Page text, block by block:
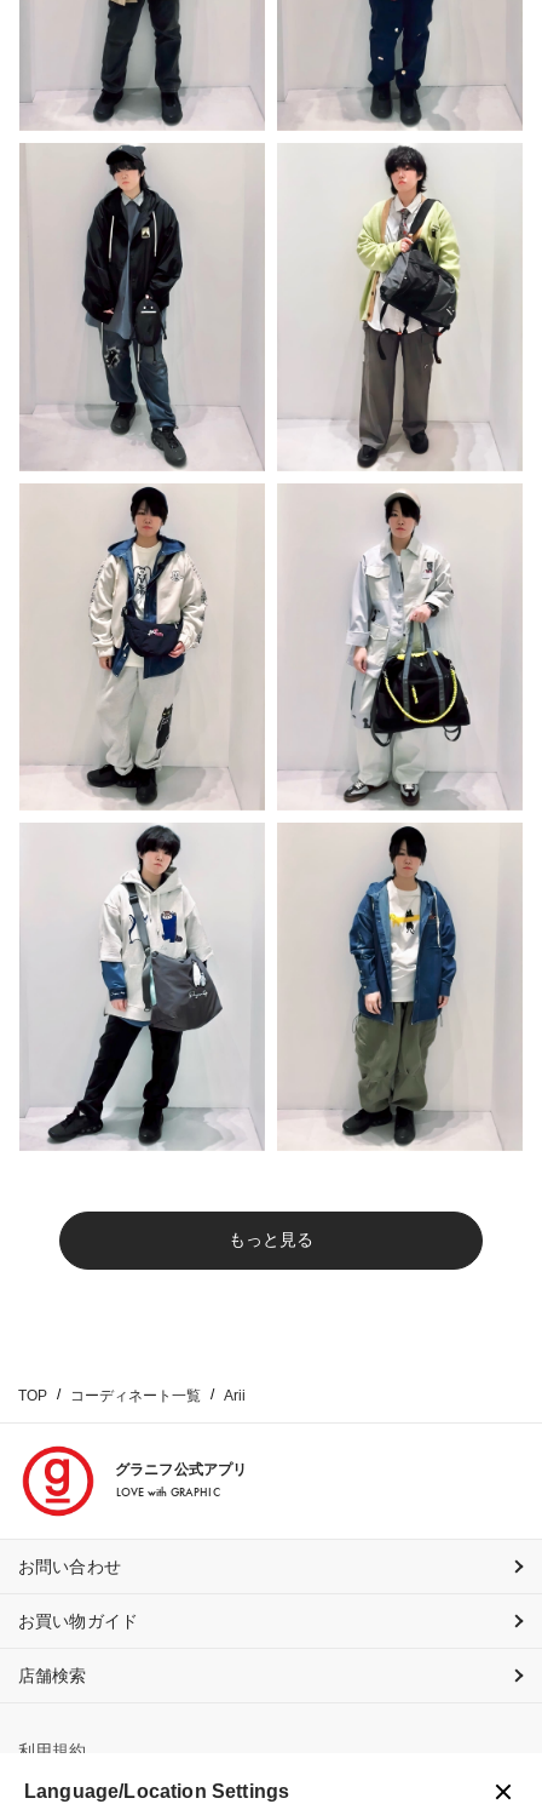
もっと見る
TOP コーディネート一覧 Arii
グラニフ公式アプリ
LOVE with GRAPHIC
お問い合わせ
お買い物ガイド
店舗検索
利用規約
Language/Location Settings